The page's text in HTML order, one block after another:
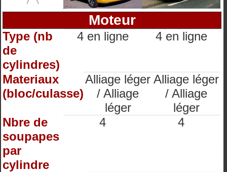
Moteur
Type (nb
de
cylindres)
4 en ligne 4 en ligne
Materiaux
(bloc/culasse)
Alliage léger
/ Alliage
léger
Alliage léger
/ Alliage
léger
Nbre de
soupapes
par
cylindre
4 4